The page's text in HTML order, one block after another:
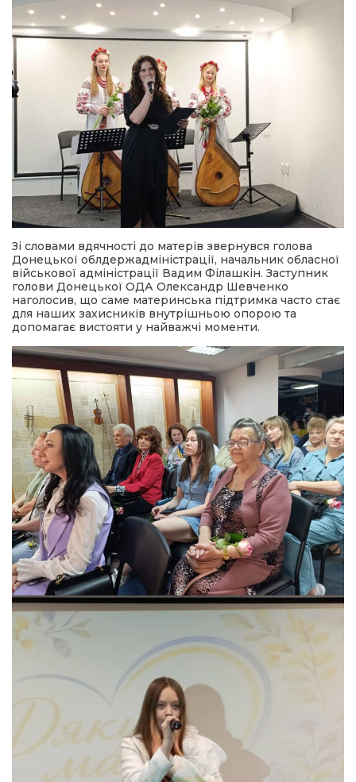
Зі словами вдячності до матерів звернувся голова
Донецької облдержадміністрації, начальник обласної
військової адміністрації Вадим Філашкін. Заступник
голови Донецької ОДА Олександр Шевченко
наголосив, що саме материнська підтримка часто стає
для наших захисників внутрішньою опорою та
допомагає вистояти у найважчі моменти.